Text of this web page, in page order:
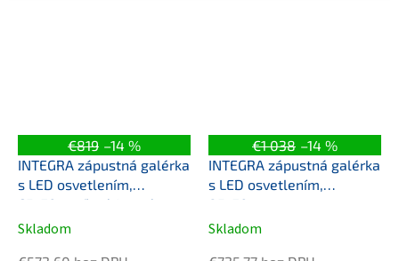
€819 –14 %
INTEGRA zápustná galérka
s LED osvetlením,
65x70cm, ľavá/pravá
Skladom
€1 038 –14 %
INTEGRA zápustná galérka
s LED osvetlením,
85x70cm
Skladom